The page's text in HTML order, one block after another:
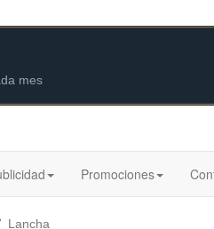
Promociones
Lancha